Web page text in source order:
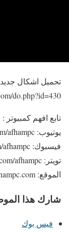
تحميل اشكال
do.php?id=430
تابع افهم كمبيوتر :
يوتيوب: https://youtube.com/afhampc
فيسبوك: https://facebook.com/afhampc
تويتر: https://twitter.com/afhampc
الموقع: https://afhampc.com
شارك هذا
فيس بوك